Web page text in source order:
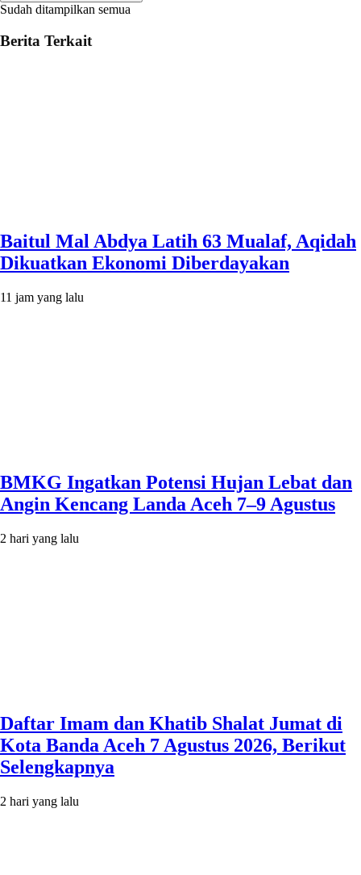
Sudah ditampilkan semua
Berita Terkait
Baitul Mal Abdya Latih 63 Mualaf, Aqidah
Dikuatkan Ekonomi Diberdayakan
11 jam yang lalu
BMKG Ingatkan Potensi Hujan Lebat dan
Angin Kencang Landa Aceh 7–9 Agustus
2 hari yang lalu
Daftar Imam dan Khatib Shalat Jumat di
Kota Banda Aceh 7 Agustus 2026, Berikut
Selengkapnya
2 hari yang lalu